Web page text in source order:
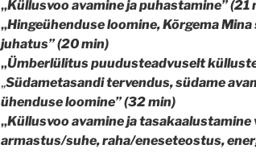
„Küllusvoo avamine ja puhastamine” (21
„Hingeühenduse loomine, Kõrgema
juhatus”(20 min)
„Ümberlülitus puudusteadvuselt
„Südametasandi tervendus, südame
ühenduse loomine”(32 min)
„Küllusvoo avamine ja tasakaalustamine
armastus/suhe, raha/eneseteostus,